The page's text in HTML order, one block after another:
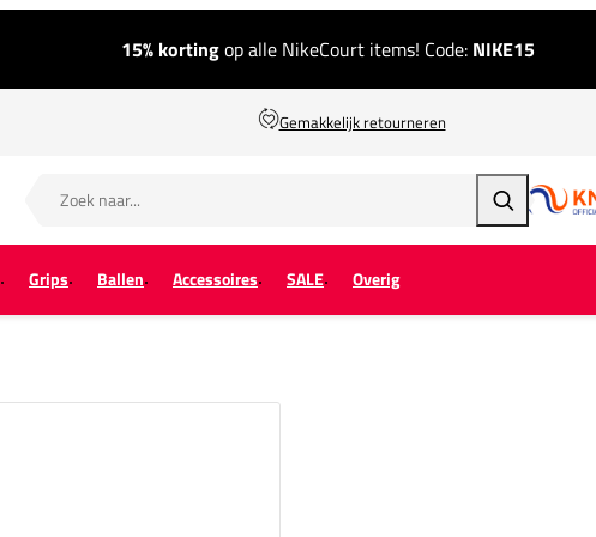
15% kortingop alle NikeCourt items! Code: NIKE15
Gemakkelijk retourneren
Zoeken
Grips Ballen Accessoires SALE Overig